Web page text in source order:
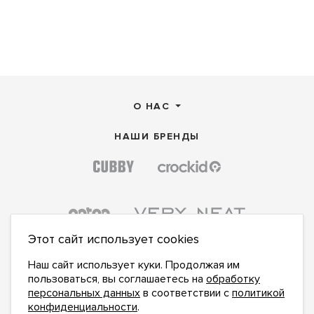
О НАС
НАШИ БРЕНДЫ
ПОДПИСАТЬСЯ НА НОВОСТИ:
Этот сайт использует cookies
Наш сайт использует куки. Продолжая им
пользоваться, вы соглашаетесь на обработку
персональных данных в соответствии с политикой
конфиденциальности.